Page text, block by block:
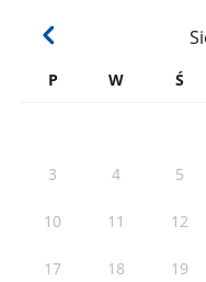
P W Ś
3 4 5
10 11 12
17 18 19